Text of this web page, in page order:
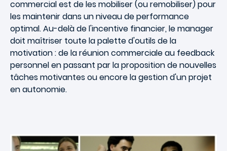
commercial est de les mobiliser (ou remobiliser) pour
les maintenir dans un niveau de performance
optimal. Au-delà de l'incentive financier, le manager
doit maîtriser toute la palette d'outils de la
motivation : de la réunion commerciale au feedback
personnel en passant par la proposition de nouvelles
tâches motivantes ou encore la gestion d'un projet
en autonomie.